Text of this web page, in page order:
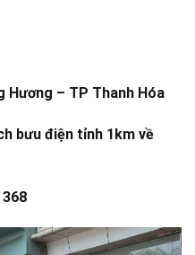
Hương – TP Thanh Hóa
bưu điện tỉnh 1km về